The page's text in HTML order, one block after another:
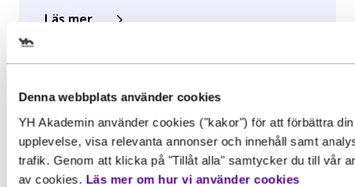
Denna webbplats använder cookies
YH Akademin använder cookies ("kakor") för att förbättra din
upplevelse, visa relevanta annonser och innehåll samt
trafik. Genom att klicka på "Tillåt alla" samtycker du till vår
av cookies. Läs mer om hur vi använder cookies
Läs mer
Välj det startdatum som passar
Gör en intresseanmälan för att
mer information om den här